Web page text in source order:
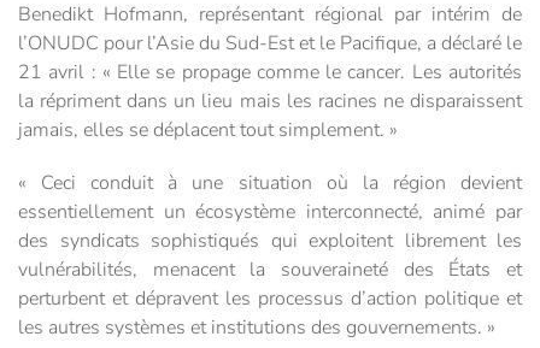
Benedikt Hofmann, représentant régional par intérim de
l’ONUDC pour l’Asie du Sud-Est et le Pacifique, a déclaré le
21 avril : « Elle se propage comme le cancer. Les autorités
la répriment dans un lieu mais les racines ne disparaissent
jamais, elles se déplacent tout simplement. »
« Ceci conduit à une situation où la région devient
essentiellement un écosystème interconnecté, animé par
des syndicats sophistiqués qui exploitent librement les
vulnérabilités, menacent la souveraineté des États et
perturbent et dépravent les processus d’action politique et
les autres systèmes et institutions des gouvernements. »